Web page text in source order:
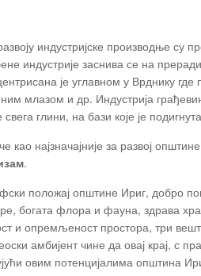
индустријске производње су
индустрије заснива се на
је углавном у Врднику
млазом и др. Индустрија
свега глини, на бази које је
као најзначајније за развој
.
положај општине Ириг, добро
богата флора и фауна, здрава
и опремљеност простора, три
амбијент чине да овај крај, с
овим потенцијалима општина